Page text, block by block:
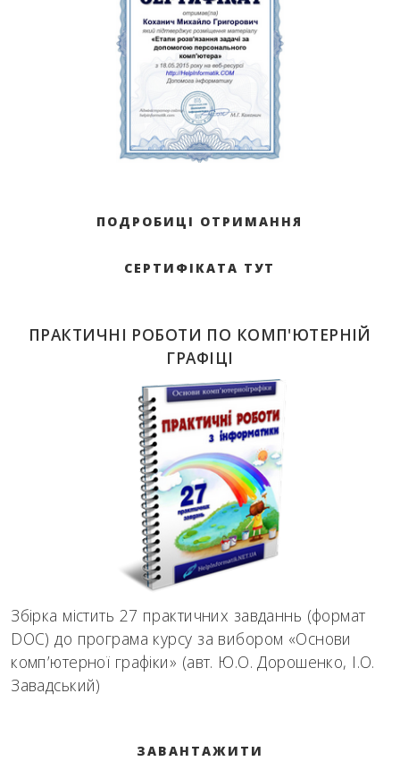
ПОДРОБИЦІ ОТРИМАННЯ
СЕРТИФІКАТА ТУТ
ПРАКТИЧНІ РОБОТИ ПО КОМП'ЮТЕРНІЙ
ГРАФІЦІ
Збірка містить 27 практичних завданнь (формат
DOC) до програма курсу за вибором «Основи
комп’ютерної графіки» (авт. Ю.О. Дорошенко, І.О.
Завадський)
ЗАВАНТАЖИТИ